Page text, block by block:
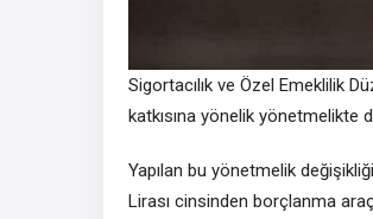
Sigortacılık ve Özel Emeklilik
katkısına yönelik yönetmelikte
Yapılan bu yönetmelik
Lirası cinsinden borçlanma